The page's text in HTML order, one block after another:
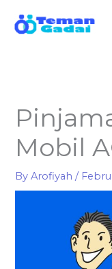
Mobil
ByArofiyah/